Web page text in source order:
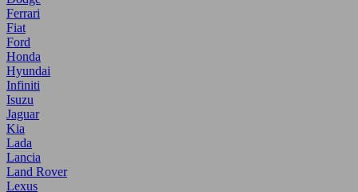
Ferrari
Fiat
Ford
Honda
Hyundai
Infiniti
Isuzu
Jaguar
Kia
Lada
Lancia
Land Rover
Lexus